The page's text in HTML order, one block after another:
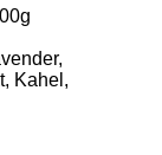
Kahel,